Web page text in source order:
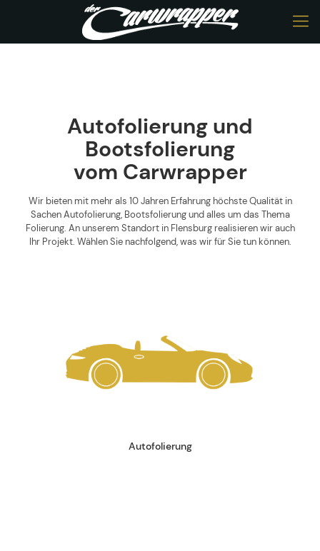
Autofolierung und
Bootsfolierung
vom Carwrapper
Wir bieten mit mehr als 10 Jahren Erfahrung höchste Qualität in
Sachen Autofolierung, Bootsfolierung und alles um das Thema
Folierung. An unserem Standort in Flensburg realisieren wir auch
Ihr Projekt. Wählen Sie nachfolgend, was wir für Sie tun können.
Autofolierung